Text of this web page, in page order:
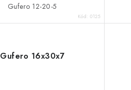
Gufero 12-20-5
Kód: 0125
Gufero 16x30x7